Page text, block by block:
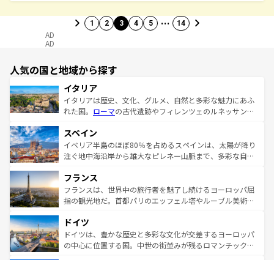
1 2 3 4 5 … 14
AD
AD
人気の国と地域から探す
イタリア
イタリアは歴史、文化、グルメ、自然と多彩な魅力にあふ
れた国。 ローマの古代遺跡やフィレンツェのルネッサンス
ろん、トスカーナの美しい田園風景やアマルフィ海岸の絶
景など、自然景観も見逃せない。観光の合間には、本場の
ピザやパスタなど、絶品のイタリア料理を堪能することも
ませてくれるイタリアで、忘れられない旅をしてみよう！
なお、新着のイタリア情報はコンテンツ一覧 を参照してほ
しい。
スペイン
イベリア半島のほぼ80％を占めるスペインは、太陽が降り
注ぐ地中海沿岸から雄大なピレネー山脈まで、多彩な自然
文化が根付くこの国では、情熱的なフラメンコ、熱気あふ
れる闘牛、そして美味しいタパスが生活の一部となってい
る。首都マドリードの洗練された雰囲気や、バルセロナの
の城塞都市、穏やかなビーチリゾートまで多彩な表情を見
せる。地方によって風土や気候が異なるスペインはその個
性で訪れる人を魅了する。 なお、新着のスペイン情報はコ
フランス
フランスは、世界中の旅行者を魅了し続けるヨーロッパ屈
指の観光地だ。首都パリのエッフェル塔やルーブル美術館
で、幅広い魅力が詰まっている。華麗な宮殿、歴史的な大
聖堂、美しいビーチ、そして豊かな自然が、訪れる者を心
から魅了する。また、フランスは美食の国としても知ら
ドイツ
ドイツは、豊かな歴史と多彩な文化が交差するヨーロッパ
の中心に位置する国。中世の街並みが残るロマンチック街